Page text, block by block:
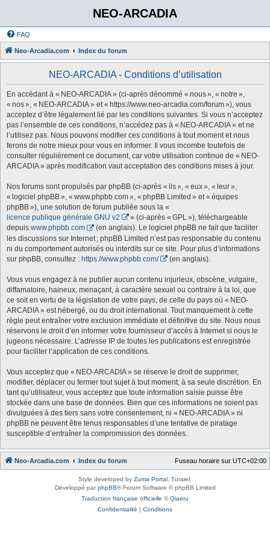
NEO-ARCADIA
FAQ
Neo-Arcadia.com Index du forum
NEO-ARCADIA - Conditions d’utilisation
En accédant à « NEO-ARCADIA » (ci-après dénommé « nous », « notre »,
« nos », « NEO-ARCADIA » et « https://www.neo-arcadia.com/forum »), vous
acceptez d’être légalement lié par les conditions suivantes. Si vous n’acceptez
pas l’ensemble de ces conditions, n’accédez pas à « NEO-ARCADIA » et ne
l’utilisez pas. Nous pouvons modifier ces conditions à tout moment et nous
ferons de notre mieux pour vous en informer. Il vous incombe toutefois de
consulter régulièrement ce document, car votre utilisation continue de « NEO-
ARCADIA » après modification vaut acceptation des conditions mises à jour.
Nos forums sont propulsés par phpBB (ci-après « ils », « eux », « leur »,
« logiciel phpBB », « www.phpbb.com », « phpBB Limited » et « équipes
phpBB »), une solution de forum publiée sous la «
licence publique générale GNU v2
» (ci-après « GPL »), téléchargeable
depuis www.phpbb.com
(en anglais). Le logiciel phpBB ne fait que faciliter
les discussions sur Internet ; phpBB Limited n’est pas responsable du contenu
ni du comportement autorisés ou interdits sur ce site. Pour plus d’informations
sur phpBB, consultez : https://www.phpbb.com/ (en anglais).
Vous vous engagez à ne publier aucun contenu injurieux, obscène, vulgaire,
diffamatoire, haineux, menaçant, à caractère sexuel ou contraire à la loi, que
ce soit en vertu de la législation de votre pays, de celle du pays où « NEO-
ARCADIA » est hébergé, ou du droit international. Tout manquement à cette
règle peut entraîner votre exclusion immédiate et définitive du site. Nous nous
réservons le droit d’en informer votre fournisseur d’accès à Internet si nous le
jugeons nécessaire. L’adresse IP de toutes les publications est enregistrée
pour faciliter l’application de ces conditions.
Vous acceptez que « NEO-ARCADIA » se réserve le droit de supprimer,
modifier, déplacer ou fermer tout sujet à tout moment, à sa seule discrétion. En
tant qu’utilisateur, vous acceptez que toute information saisie puisse être
stockée dans une base de données. Bien que ces informations ne soient pas
divulguées à des tiers sans votre consentement, ni « NEO-ARCADIA » ni
phpBB ne peuvent être tenus responsables d’une tentative de piratage
susceptible d’entraîner la compromission des données.
Neo-Arcadia.com Index du forum Fuseau horaire sur UTC+02:00
Style developed by Zuma Portal , Turaiel,
Développé parphpBB® Forum Software © phpBB Limited
Traduction française officielle ©Qiaeru
Confidentialité | Conditions